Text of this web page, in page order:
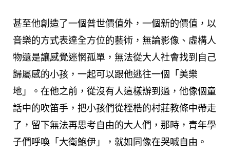
甚至他創造了一個普世價值外，一個新的價值，以
音樂的方式表達全方位的藝術，無論影像、虛構人
物還是讓感覺迷惘孤單，無法從大人社會找到自己
歸屬感的小孩，一起可以跟他逃往一個「美樂
地」。在他之前，從沒有人這樣辦到過，他像個童
話中的吹笛手，把小孩們從桎梏的村莊教條中帶走
了，留下無法再思考自由的大人們，那時，青年學
子們呼喚「大衛鮑伊」，就如同像在哭喊自由。